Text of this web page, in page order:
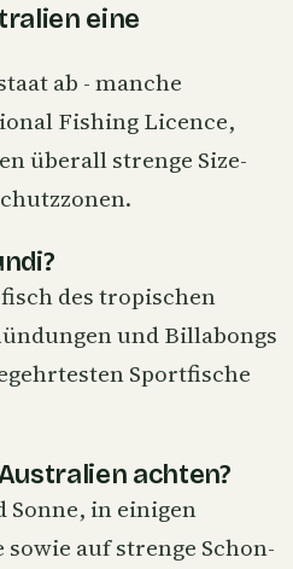
eine
ab - manche
Fishing Licence,
überall strenge Size-
des tropischen
und Billabongs
Sportfische
achten?
in einigen
auf strenge Schon-